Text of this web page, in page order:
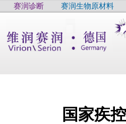
赛润诊断 赛润生物原材料
国家疾